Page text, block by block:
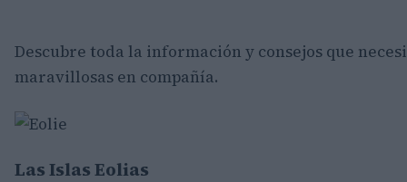
Descubre toda la información y consejos que
maravillosas en compañía.
Las Islas Eolias